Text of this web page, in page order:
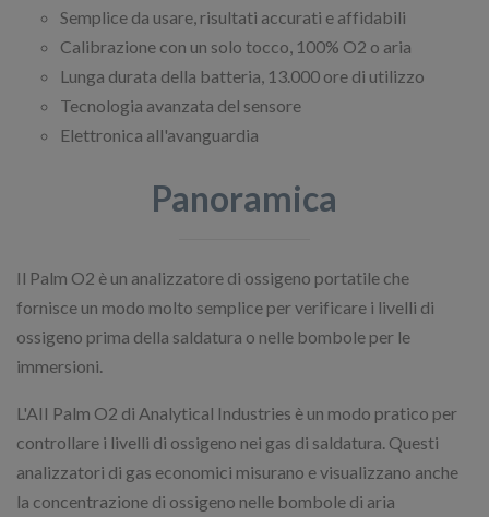
Semplice da usare, risultati accurati e affidabili
Calibrazione con un solo tocco, 100% O2 o aria
Lunga durata della batteria, 13.000 ore di utilizzo
Tecnologia avanzata del sensore
Elettronica all'avanguardia
Panoramica
Il Palm O2 è un analizzatore di ossigeno portatile che
fornisce un modo molto semplice per verificare i livelli di
ossigeno prima della saldatura o nelle bombole per le
immersioni.
L'AII Palm O2 di Analytical Industries è un modo pratico per
controllare i livelli di ossigeno nei gas di saldatura. Questi
analizzatori di gas economici misurano e visualizzano anche
la concentrazione di ossigeno nelle bombole di aria